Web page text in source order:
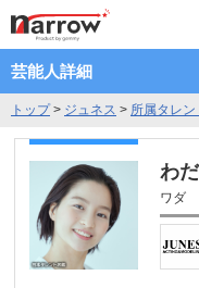
芸能人詳細
トップ> ジュネス > 所属タレ
わ
ワダ